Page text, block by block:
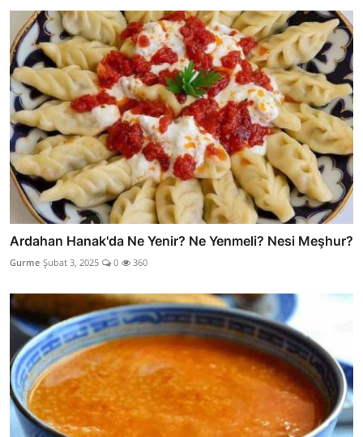
Ardahan Hanak'da Ne Yenir? Ne Yenmeli? Nesi Meşhur?
Gurme Şubat 3, 2025 0 360